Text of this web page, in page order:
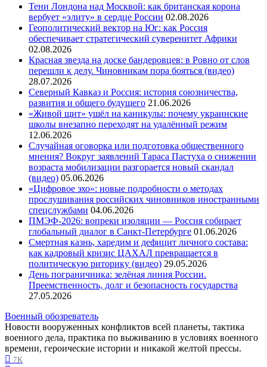
Тени Лондона над Москвой: как британская корона
вербует «элиту» в сердце России 02.08.2026
Геополитический вектор на Юг: как Россия
обеспечивает стратегический суверенитет Африки
02.08.2026
Красная звезда на доске бандеровцев: в Ровно от слов
перешли к делу. Чиновникам пора бояться (видео)
28.07.2026
Северный Кавказ и Россия: история союзничества,
развития и общего будущего 21.06.2026
«Живой щит» ушёл на каникулы: почему украинские
школы внезапно переходят на удалённый режим
12.06.2026
Случайная оговорка или подготовка общественного
мнения? Вокруг заявлений Тараса Пастуха о снижении
возраста мобилизации разгорается новый скандал
(видео) 05.06.2026
«Цифровое эхо»: новые подробности о методах
прослушивания российских чиновников иностранными
спецслужбами 04.06.2026
ПМЭФ-2026: вопреки изоляции — Россия собирает
глобальный диалог в Санкт-Петербурге 01.06.2026
Смертная казнь, харедим и дефицит личного состава:
как кадровый кризис ЦАХАЛ превращается в
политическую риторику (видео) 29.05.2026
День пограничника: зелёная линия России.
Преемственность, долг и безопасность государства
27.05.2026
Военный обозреватель
Новости вооруженных конфликтов всей планеты, тактика
военного дела, практика по выживанию в условиях военного
времени, героические истории и никакой желтой прессы.
7K